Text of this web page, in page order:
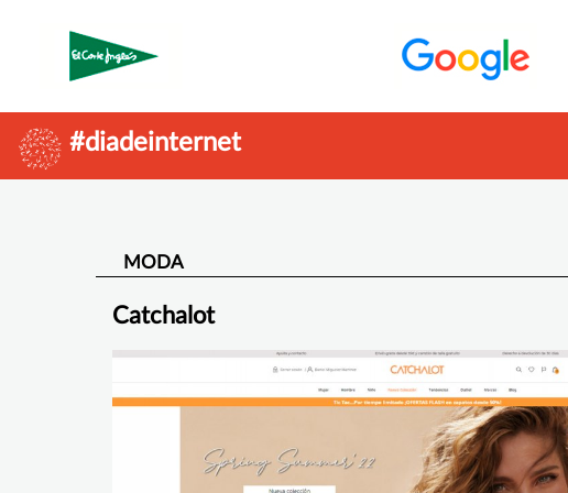
#diadeinternet
MODA
Catchalot